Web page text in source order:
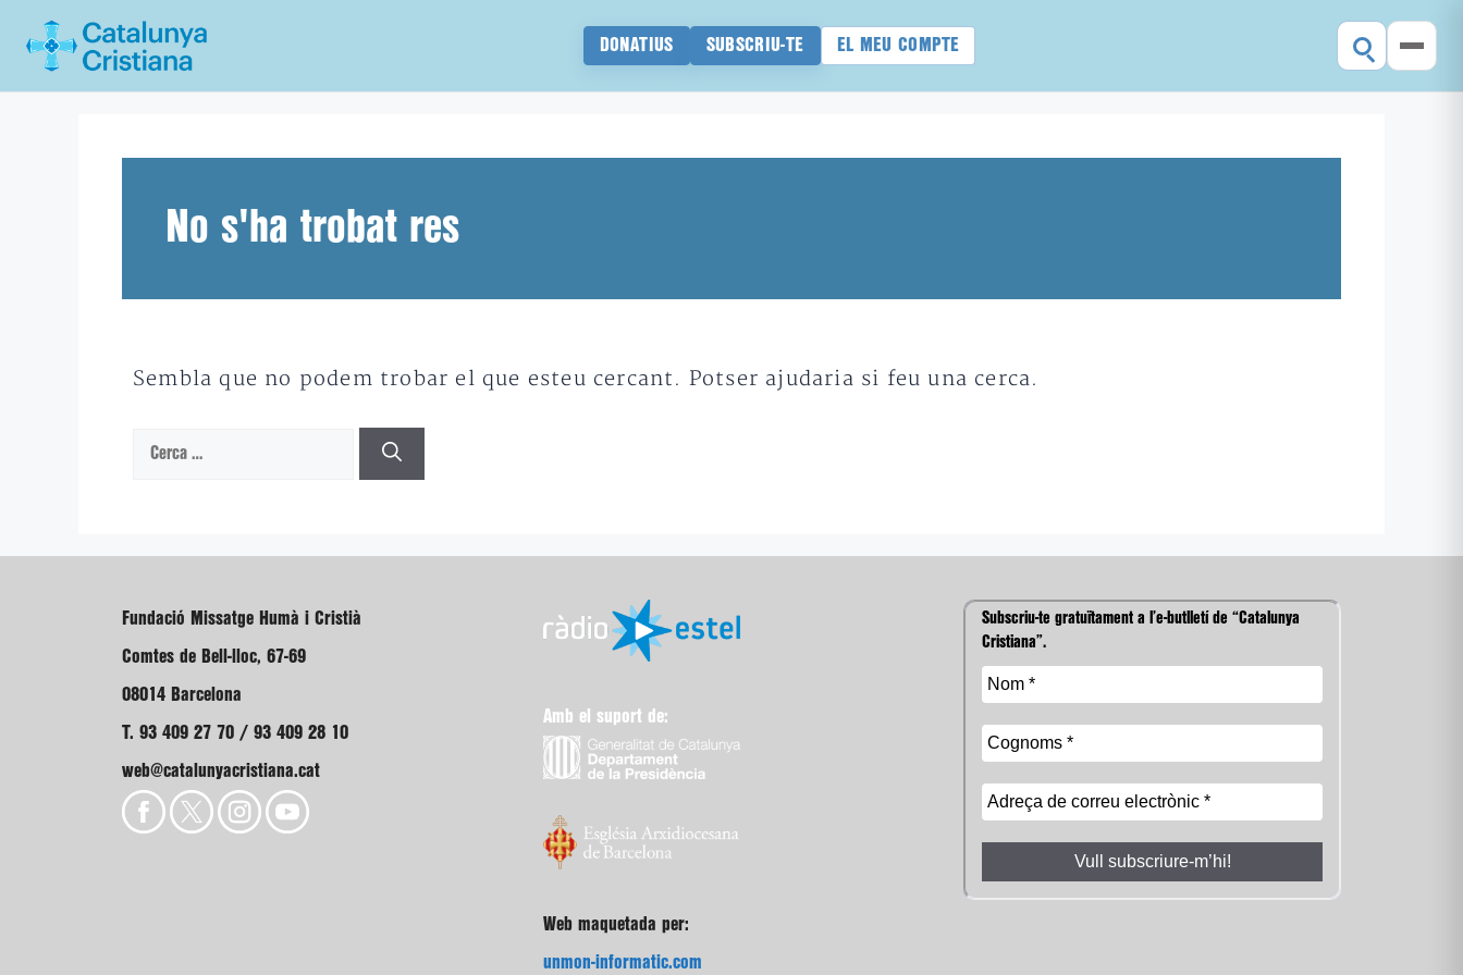
DONATIUS SUBSCRIU-TE EL MEU COMPTE
No s'ha trobat res
Sembla que no podem trobar el que esteu cercant. Potser ajudaria si feu una cerca.
Cerca:
Fundació Missatge Humà i Cristià
Comtes de Bell-lloc, 67-69
08014 Barcelona
T. 93 409 27 70 / 93 409 28 10
web@catalunyacristiana.cat
Amb el suport de:
Web maquetada per:
unmon-informatic.com
Subscriu-te gratuïtament a l’e-butlletí de “Catalunya
Cristiana”.